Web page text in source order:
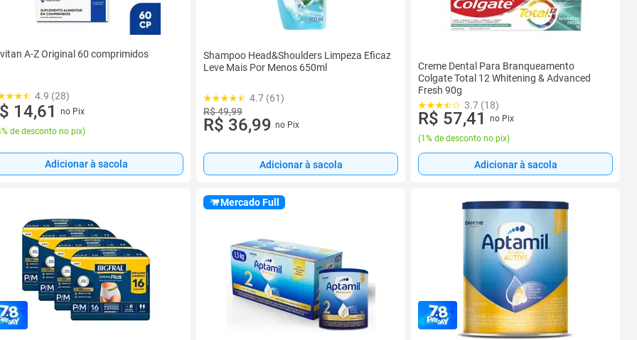
A-Z Original 60 comprimidos
4.9 (28)
14,61
no Pix
de desconto no pix)
Adicionar à sacola
Shampoo Head&Shoulders Limpeza Eficaz
Leve Mais Por Menos 650ml
4.7 (61)
R$ 49,99
R$ 36,99 no Pix
Adicionar à sacola
Creme Dental Para Branqueamento
Colgate Total 12 Whitening & Advanced
Fresh 90g
3.7 (18)
R$ 57,41
no Pix
(1% de desconto no pix)
Adicionar à sacola
Mercado Full